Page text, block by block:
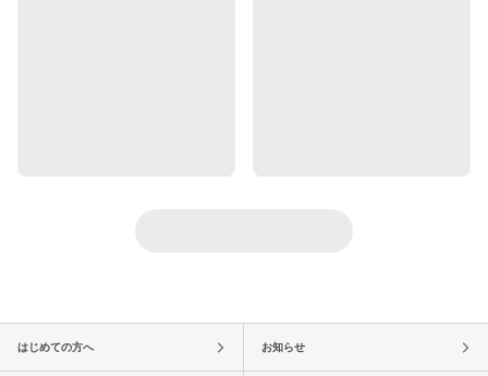
はじめての方へ お知らせ